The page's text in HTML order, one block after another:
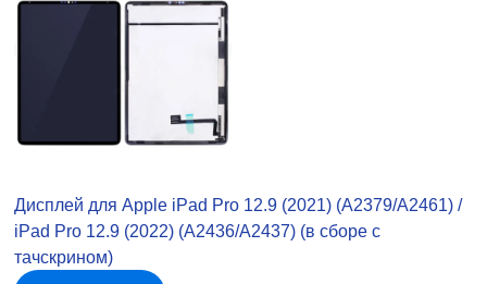
Дисплей для Apple iPad Pro 12.9 (2021) (A2379/A2461) /
iPad Pro 12.9 (2022) (A2436/A2437) (в сборе с
тачскрином)